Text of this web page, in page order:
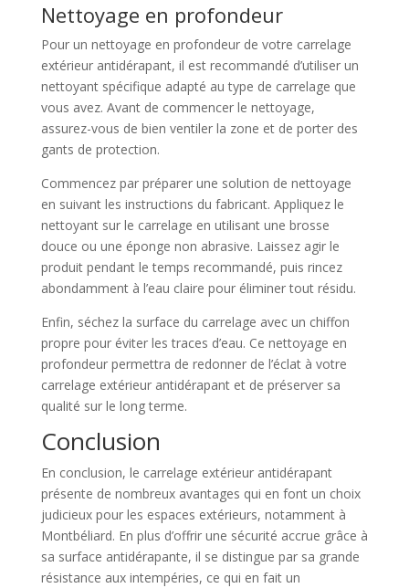
Nettoyage en profondeur
Pour un nettoyage en profondeur de votre carrelage
extérieur antidérapant, il est recommandé d’utiliser un
nettoyant spécifique adapté au type de carrelage que
vous avez. Avant de commencer le nettoyage,
assurez-vous de bien ventiler la zone et de porter des
gants de protection.
Commencez par préparer une solution de nettoyage
en suivant les instructions du fabricant. Appliquez le
nettoyant sur le carrelage en utilisant une brosse
douce ou une éponge non abrasive. Laissez agir le
produit pendant le temps recommandé, puis rincez
abondamment à l’eau claire pour éliminer tout résidu.
Enfin, séchez la surface du carrelage avec un chiffon
propre pour éviter les traces d’eau. Ce nettoyage en
profondeur permettra de redonner de l’éclat à votre
carrelage extérieur antidérapant et de préserver sa
qualité sur le long terme.
Conclusion
En conclusion, le carrelage extérieur antidérapant
présente de nombreux avantages qui en font un choix
judicieux pour les espaces extérieurs, notamment à
Montbéliard. En plus d’offrir une sécurité accrue grâce à
sa surface antidérapante, il se distingue par sa grande
résistance aux intempéries, ce qui en fait un